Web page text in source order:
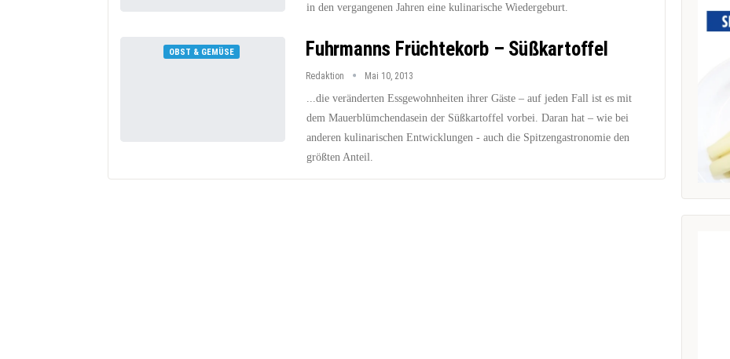
in den vergangenen Jahren eine kulinarische Wiedergeburt.
OBST & GEMÜSE Fuhrmanns Früchtekorb – Süßkartoffel
Redaktion Mai 10, 2013
...die veränderten Essgewohnheiten ihrer Gäste – auf jeden Fall ist es mit
dem Mauerblümchendasein der Süßkartoffel vorbei. Daran hat – wie bei
anderen kulinarischen Entwicklungen - auch die Spitzengastronomie den
größten Anteil.